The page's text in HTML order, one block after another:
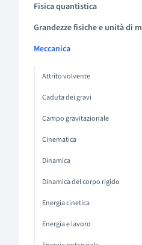
Fisica quantistica
Grandezze fisiche e unità di
Meccanica
Attrito volvente
Caduta dei gravi
Campo gravitazionale
Cinematica
Dinamica
Dinamica del corpo rigido
Energia cinetica
Energia e lavoro